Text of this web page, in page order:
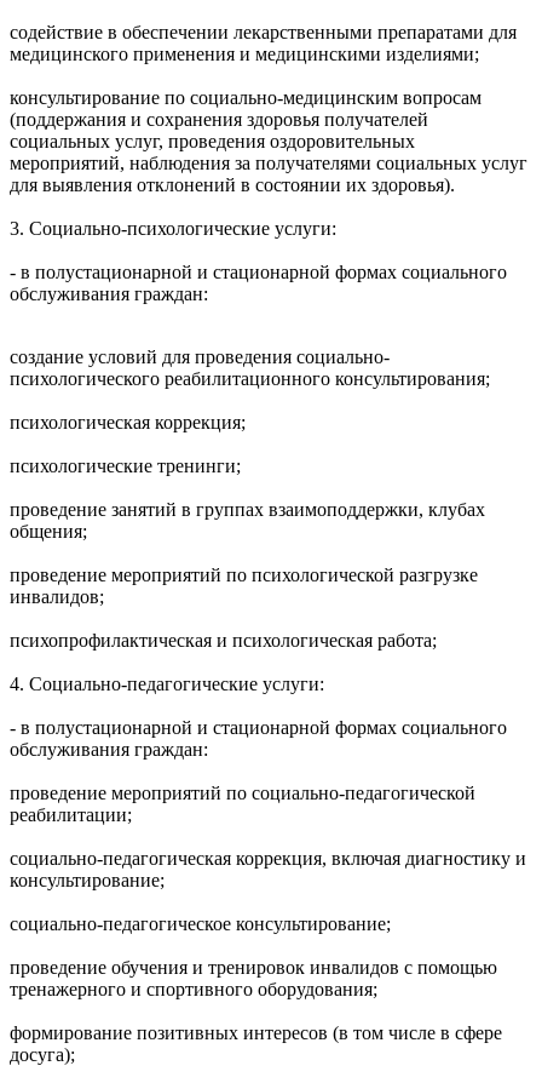
содействие в обеспечении лекарственными препаратами для
медицинского применения и медицинскими изделиями;
консультирование по социально-медицинским вопросам
(поддержания и сохранения здоровья получателей
социальных услуг, проведения оздоровительных
мероприятий, наблюдения за получателями социальных услуг
для выявления отклонений в состоянии их здоровья).
3. Социально-психологические услуги:
- в полустационарной и стационарной формах социального
обслуживания граждан:
создание условий для проведения социально-
психологического реабилитационного консультирования;
психологическая коррекция;
психологические тренинги;
проведение занятий в группах взаимоподдержки, клубах
общения;
проведение мероприятий по психологической разгрузке
инвалидов;
психопрофилактическая и психологическая работа;
4. Социально-педагогические услуги:
- в полустационарной и стационарной формах социального
обслуживания граждан:
проведение мероприятий по социально-педагогической
реабилитации;
социально-педагогическая коррекция, включая диагностику и
консультирование;
социально-педагогическое консультирование;
проведение обучения и тренировок инвалидов с помощью
тренажерного и спортивного оборудования;
формирование позитивных интересов (в том числе в сфере
досуга);